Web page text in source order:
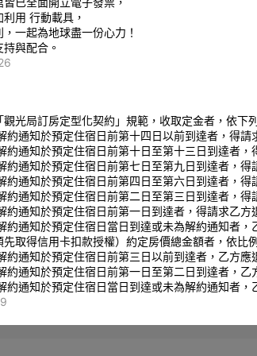
用 行動載具，
一起為地球盡一份心力！
與配合。
光局訂房定型化契約」規範，收取定金者，依下
約通知於預定住宿日前第十四日以前到達者，得請
約通知於預定住宿日前第十日至第十三日到達者，
約通知於預定住宿日前第七日至第九日到達者，得
約通知於預定住宿日前第四日至第六日到達者，得
約通知於預定住宿日前第二日至第三日到達者，得
約通知於預定住宿日前第一日到達者，得請求乙方
約通知於預定住宿日當日到達或未為解約通知者，
先取得信用卡扣款授權）約定房價總金額者，依比
約通知於預定住宿日前第三日以前到達者，乙方應
約通知於預定住宿日前第一日至第二日到達者，乙
約通知於預定住宿日當日到達或未為解約通知者，